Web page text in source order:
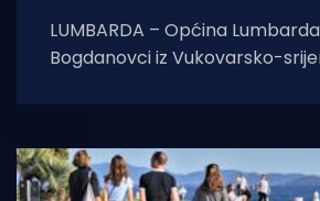
LUMBARDA – Općina
Bogdanovci iz Vukovarsko-
jedan od ciljeva, ima